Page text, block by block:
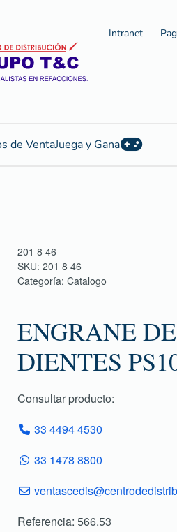
Intranet
de VentaJuega y Gana
201 8 46
SKU: 201 8 46
Categoría: Catalogo
ENGRANE
DIENTES
Consultar producto:
33 4494 4530
33 1478 8800
Referencia: 566.53